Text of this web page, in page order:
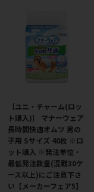
［ユニ・チャーム(ロッ
ト購入)］ マナーウェア
長時間快適オムツ 男の
子用 Sサイズ 40枚 ※ロ
ット購入 ※発注単位・
最低発注数量(混載30ケ
ース以上)にご注意下さ
い【メーカーフェア5】